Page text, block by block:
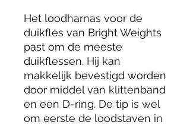
Het loodharnas voor de
duikfles van Bright Weights
past om de meeste
duikflessen. Hij kan
makkelijk bevestigd worden
door middel van klittenband
en een D-ring. De tip is wel
om eerste de loodstaven in